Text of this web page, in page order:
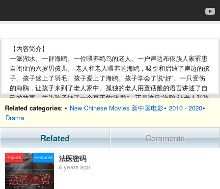
【内容简介】
一派湖水。一群海鸥。一位喂养鸥鸟的老人。一户岸边布依族人家罹患
自闭症的六岁男孩儿。 老人和老人喂养的海鸥，吸引和启迪了岸边的孩
子。孩子迷上了羽毛。孩子爱上了海鸥。孩子学会了说“好”。一只受伤
的海鸥，让孩子来到了老人家中。孤独的老人用童话般的语言讲述了自
己的故事。并为孩子做了一个真正的“海鸥”。正是这只“海鸥”让老人和孩
子落入湖中，经历了一场生死考验。老人在海鸥的鸣叫声中离开了人
世。不知情的孩子却日日在岸边等待…… 全剧歌颂大自然的美好与博
大，闪亮着爱与善的人性光辉。这是一部唯美的诗电影。
【欢迎订阅CCTV6电影频道】2019全新起航，高质量国产电影全都在这
里：https://bit.ly/2xtQy1X
--------更多精彩内容等你来--------
Related categories: • New Chinese Movies 新中国电影• 2010 - 2020•
Drama
Related Comments
Popular Featured 法医密码
6 years ago